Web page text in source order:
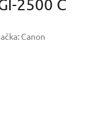
2500 C
Canon